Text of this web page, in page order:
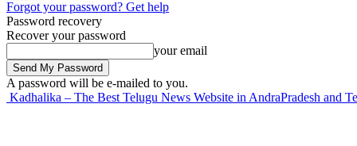
Forgot your password? Get help
Password recovery
Recover your password
your email
A password will be e-mailed to you.
Kadhalika – The Best Telugu News Website in AndraPradesh and